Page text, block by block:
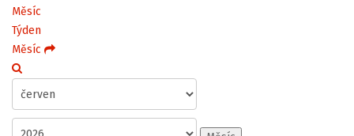
Měsíc
Týden
Měsíc